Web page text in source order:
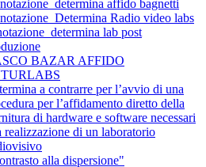
affido bagnetti
Radio video labs
lab post
BAZAR AFFIDO
a contrarre per l’avvio di una
per l’affidamento diretto della
di hardware e software necessari
realizzazione di un laboratorio
alla dispersione"